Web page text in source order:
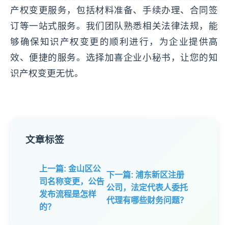
产权变更服务，包括材料准备、手续办理、合同签
订等一站式服务。我们团队熟悉相关法律法规，能
够确保知识产权变更的顺利进行，为企业提供高
效、便捷的服务。选择加喜企业小秘书，让您的知
识产权变更无忧。
文章标签
上一篇: 金山区公
司名称变更，公告
发布流程是怎样
的？
下一篇: 浦东新区注册
公司，法定代表人委托
代理有哪些财务问题？